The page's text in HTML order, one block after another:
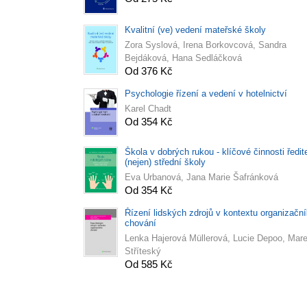
Kvalitní (ve) vedení mateřské školy
Zora Syslová, Irena Borkovcová, Sandra
Bejdáková, Hana Sedláčková
Od 376 Kč
Psychologie řízení a vedení v hotelnictví
Karel Chadt
Od 354 Kč
Škola v dobrých rukou - klíčové činnosti
(nejen) střední školy
Eva Urbanová, Jana Marie Šafránková
Od 354 Kč
Řízení lidských zdrojů v kontextu
chování
Lenka Hajerová Müllerová, Lucie Depoo,
Stříteský
Od 585 Kč